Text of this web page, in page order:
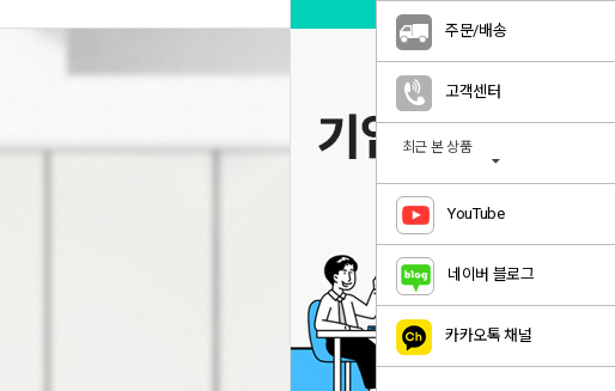
주문/배송
고객센터
최근 본 상품
YouTube
네이버 블로그
카카오톡 채널